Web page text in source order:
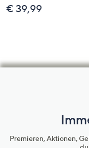
€ 39,99
Premieren, Aktionen,